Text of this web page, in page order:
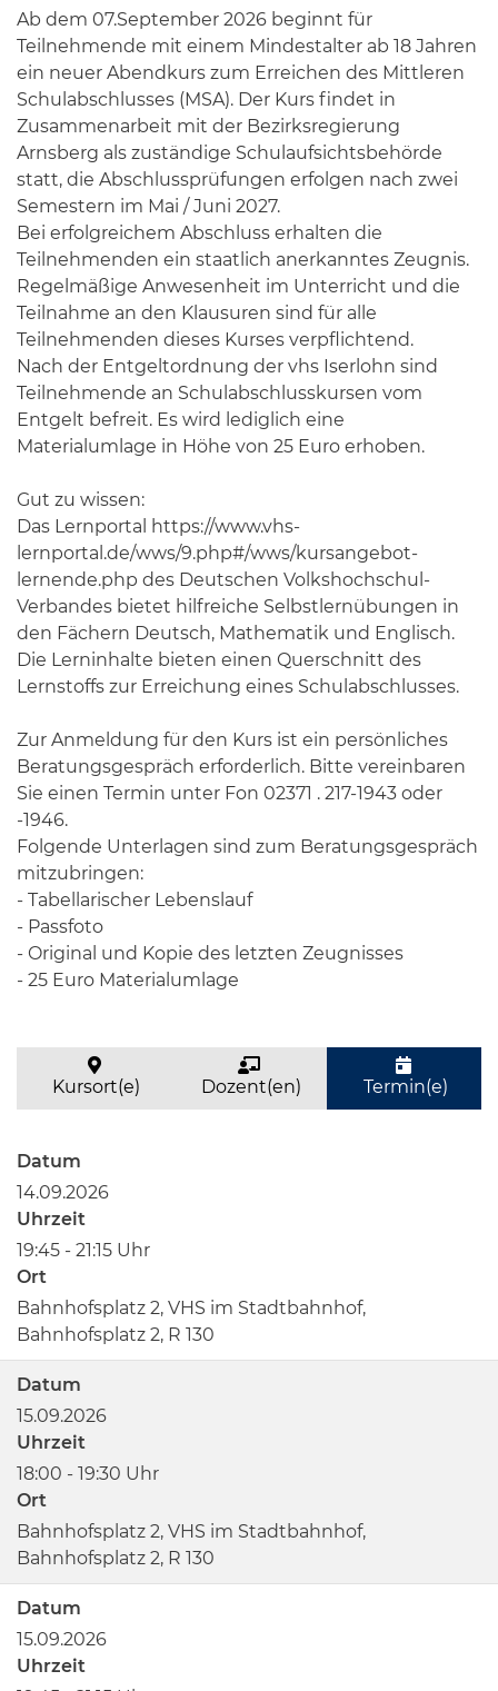
Ab dem 07.September 2026 beginnt für
Teilnehmende mit einem Mindestalter ab 18 Jahren
ein neuer Abendkurs zum Erreichen des Mittleren
Schulabschlusses (MSA). Der Kurs findet in
Zusammenarbeit mit der Bezirksregierung
Arnsberg als zuständige Schulaufsichtsbehörde
statt, die Abschlussprüfungen erfolgen nach zwei
Semestern im Mai / Juni 2027.
Bei erfolgreichem Abschluss erhalten die
Teilnehmenden ein staatlich anerkanntes Zeugnis.
Regelmäßige Anwesenheit im Unterricht und die
Teilnahme an den Klausuren sind für alle
Teilnehmenden dieses Kurses verpflichtend.
Nach der Entgeltordnung der vhs Iserlohn sind
Teilnehmende an Schulabschlusskursen vom
Entgelt befreit. Es wird lediglich eine
Materialumlage in Höhe von 25 Euro erhoben.
Gut zu wissen:
Das Lernportal https://www.vhs-
lernportal.de/wws/9.php#/wws/kursangebot-
lernende.php des Deutschen Volkshochschul-
Verbandes bietet hilfreiche Selbstlernübungen in
den Fächern Deutsch, Mathematik und Englisch.
Die Lerninhalte bieten einen Querschnitt des
Lernstoffs zur Erreichung eines Schulabschlusses.
Zur Anmeldung für den Kurs ist ein persönliches
Beratungsgespräch erforderlich. Bitte vereinbaren
Sie einen Termin unter Fon 02371 . 217-1943 oder
-1946.
Folgende Unterlagen sind zum Beratungsgespräch
mitzubringen:
- Tabellarischer Lebenslauf
- Passfoto
- Original und Kopie des letzten Zeugnisses
- 25 Euro Materialumlage
Kursort(e) Dozent(en) Termin(e)
Datum
14.09.2026
Uhrzeit
19:45 - 21:15 Uhr
Ort
Bahnhofsplatz 2, VHS im Stadtbahnhof,
Bahnhofsplatz 2, R 130
Datum
15.09.2026
Uhrzeit
18:00 - 19:30 Uhr
Ort
Bahnhofsplatz 2, VHS im Stadtbahnhof,
Bahnhofsplatz 2, R 130
Datum
15.09.2026
Uhrzeit